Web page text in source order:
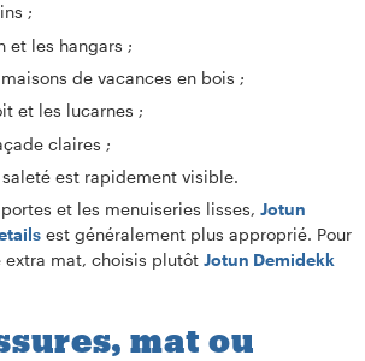
;
et les hangars ;
de vacances en bois ;
et les lucarnes ;
claires ;
est rapidement visible.
et les menuiseries lisses, Jotun
est généralement plus approprié. Pour
extra mat, choisis plutôt Jotun Demidekk
mat ou